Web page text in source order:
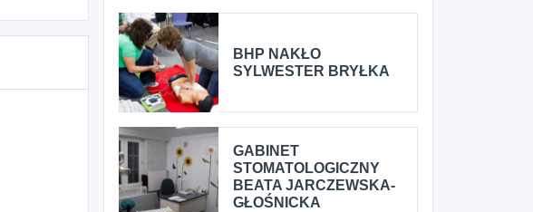
BHP NAKŁO
SYLWESTER BRYŁKA
GABINET
STOMATOLOGICZNY
BEATA JARCZEWSKA-
GŁOŚNICKA